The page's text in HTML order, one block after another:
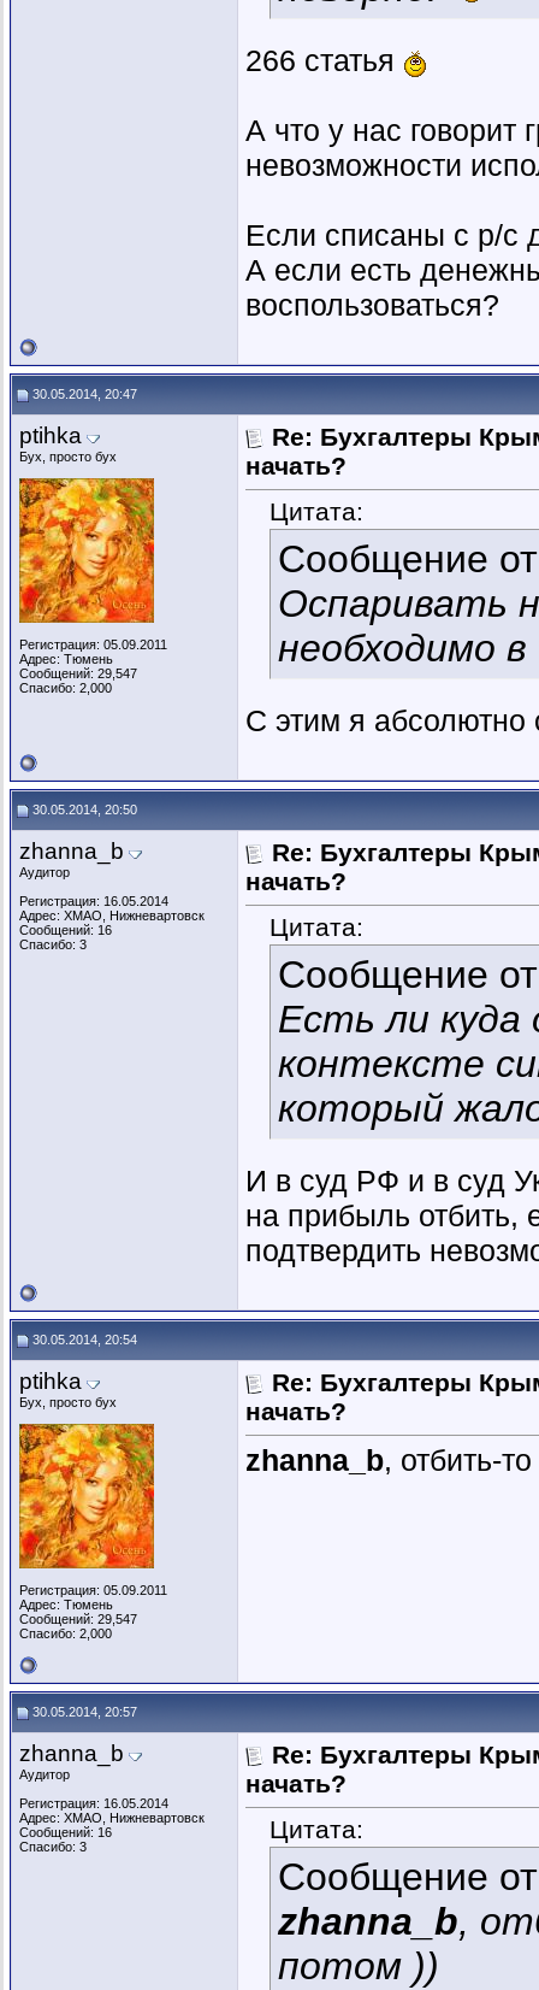
266 статья
А что у нас говорит
невозможности
Если списаны с р/с
А если есть
воспользоваться?
30.05.2014, 20:47
ptihka
Бух, просто бух
Регистрация: 05.09.2011
Адрес: Тюмень
Сообщений: 29,547
Спасибо: 2,000
Re: Бухгалтеры
начать?
Цитата:
Сообщение
Оспаривать
необходимо
С этим я абсолютно
30.05.2014, 20:50
zhanna_b
Аудитор
Регистрация: 16.05.2014
Адрес: ХМАО, Нижневартовск
Сообщений: 16
Спасибо: 3
Re: Бухгалтеры
начать?
Цитата:
Сообщение
Есть ли
контексте
который
И в суд РФ и в суд
на прибыль отбить,
подтвердить
30.05.2014, 20:54
ptihka
Бух, просто бух
Регистрация: 05.09.2011
Адрес: Тюмень
Сообщений: 29,547
Спасибо: 2,000
Re: Бухгалтеры
начать?
zhanna_b, отбить-
30.05.2014, 20:57
zhanna_b
Аудитор
Регистрация: 16.05.2014
Адрес: ХМАО, Нижневартовск
Сообщений: 16
Спасибо: 3
Re: Бухгалтеры
начать?
Цитата:
Сообщение
zhanna_b,
потом ))